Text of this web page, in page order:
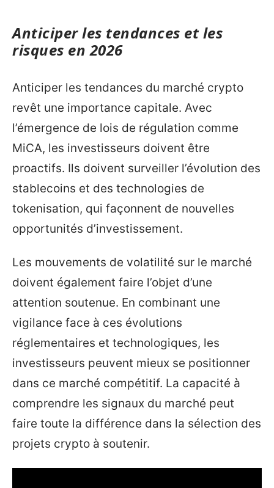
Anticiper les tendances et les
risques en 2026
Anticiper les tendances du marché crypto
revêt une importance capitale. Avec
l’émergence de lois de régulation comme
MiCA, les investisseurs doivent être
proactifs. Ils doivent surveiller l’évolution des
stablecoins et des technologies de
tokenisation, qui façonnent de nouvelles
opportunités d’investissement.
Les mouvements de volatilité sur le marché
doivent également faire l’objet d’une
attention soutenue. En combinant une
vigilance face à ces évolutions
réglementaires et technologiques, les
investisseurs peuvent mieux se positionner
dans ce marché compétitif. La capacité à
comprendre les signaux du marché peut
faire toute la différence dans la sélection des
projets crypto à soutenir.